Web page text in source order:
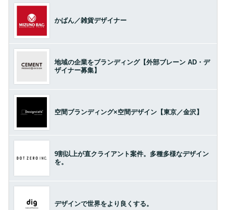
かばん／雑貨デザイナー
地域の企業をブランディング【外部ブレーン AD・デ
ザイナー募集】
空間ブランディング×空間デザイン【東京／金沢】
9割以上が直クライアント案件。多種多様なデザイン
を。
デザインで世界をより良くする。